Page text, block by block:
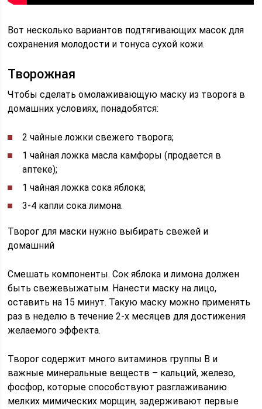
Вот несколько вариантов подтягивающих масок для
сохранения молодости и тонуса сухой кожи.
Творожная
Чтобы сделать омолаживающую маску из творога в
домашних условиях, понадобятся:
2 чайные ложки свежего творога;
1 чайная ложка масла камфоры (продается в
аптеке);
1 чайная ложка сока яблока;
3-4 капли сока лимона.
Творог для маски нужно выбирать свежей и
домашний
Смешать компоненты. Сок яблока и лимона должен
быть свежевыжатым. Нанести маску на лицо,
оставить на 15 минут. Такую маску можно применять
раз в неделю в течение 2-х месяцев для достижения
желаемого эффекта.
Творог содержит много витаминов группы B и
важные минеральные веществ – кальций, железо,
фосфор, которые способствуют разглаживанию
мелких мимических морщин, задерживают первые